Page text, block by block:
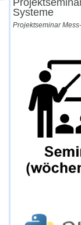
Systeme
Projektseminar